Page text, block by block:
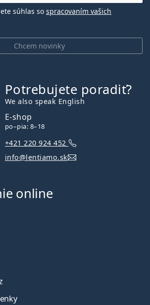
Chcem novinky
súhlas so spracovaním vašich
Potrebujete poradiť?
We also speak English
E-shop
po–pia: 8–18
+421 220 924 452
info@lentiamo.sk
online